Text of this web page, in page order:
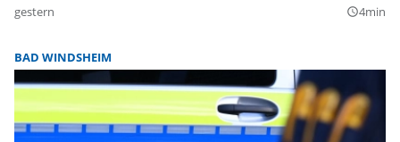
gestern query_builder4min
BAD WINDSHEIM